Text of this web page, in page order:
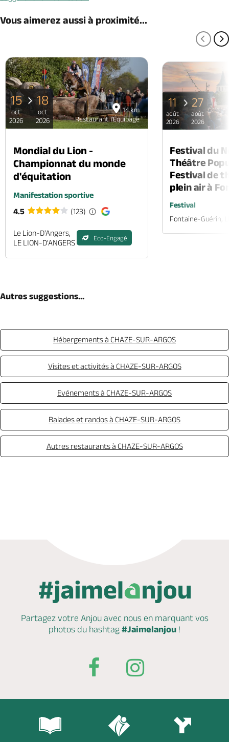
Vous aimerez aussi à proximité...
14 km
Restaurant l'Équipage
15
oct
2026
18
oct
2026
Mondial du Lion -
Championnat du monde
d'équitation
Manifestation sportive
4.5
(123)
Le Lion-D'Angers,
LE LION-D'ANGERS
Eco-Engagé
11
août
2026
27
août
2026
Festival du
Théâtre
Festival de
plein air à
Festival
Fontaine-Guérin,
Autres suggestions...
Hébergements à CHAZE-SUR-ARGOS
Visites et activités à CHAZE-SUR-ARGOS
Evénements à CHAZE-SUR-ARGOS
Balades et randos à CHAZE-SUR-ARGOS
Autres restaurants à CHAZE-SUR-ARGOS
Partagez votre Anjou avec nous en marquantvos
photos du hashtag #Jaimelanjou !